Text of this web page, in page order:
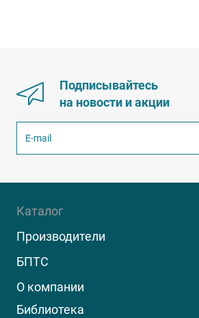
Подписывайтесь
на новости и акции
Каталог
Производители
БПТС
О компании
Библиотека